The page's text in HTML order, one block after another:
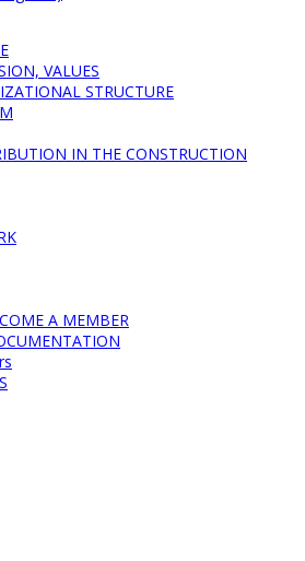
VALUES
STRUCTURE
IN THE CONSTRUCTION
A MEMBER